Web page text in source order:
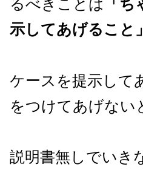
るべきことは 「
示してあげること」
ケースを提示して
をつけてあげない
説明書無しでいき